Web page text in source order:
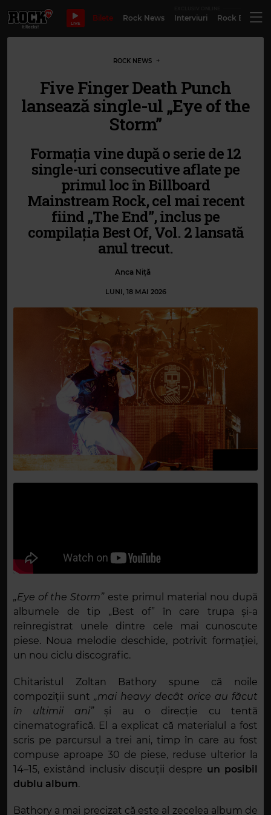
LIVE
Bilete Rock News Interviuri Rock
ROCK NEWS
Five Finger Death Punch
lansează single-ul „Eye of the
Storm”
Formația vine după o serie de 12
single-uri consecutive aflate pe
primul loc în Billboard
Mainstream Rock, cel mai recent
fiind „The End”, inclus pe
compilația Best Of, Vol. 2 lansată
anul trecut.
Anca Niță
LUNI, 18 MAI 2026
„Eye of the Storm”este primul material nou după
albumele de tip „Best of” în care trupa și-a
reînregistrat unele dintre cele mai cunoscute
piese. Noua melodie deschide, potrivit formației,
un nou ciclu discografic.
Chitaristul Zoltan Bathory spune că noile
compoziții sunt„mai heavy decât orice au făcut
în ultimii ani”și au o direcție cu tentă
cinematografică. El a explicat că materialul a fost
scris pe parcursul a trei ani, timp în care au fost
compuse aproape 30 de piese, reduse ulterior la
14–15, existând inclusiv discuții despre un posibil
dublu album.
Bathory a mai precizat că este al zecelea album de